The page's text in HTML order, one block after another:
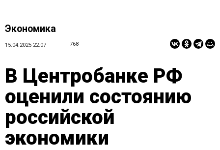
Экономика
15.04.2025 22:07 768
В Центробанке РФ
оценили состоянию
российской
экономики